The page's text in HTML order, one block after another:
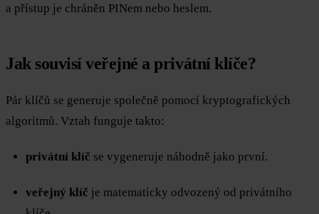
a přístup je chráněn PINem nebo heslem.
Jak souvisí veřejné a privátní klíče?
Pár klíčů se generuje společně pomocí kryptografických
algoritmů. Vztah funguje takto:
privátní klíč se vygeneruje náhodně jako první.
veřejný klíč je matematicky odvozený od privátního